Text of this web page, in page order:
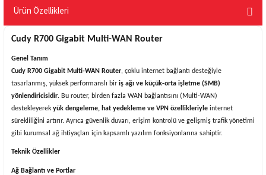
Ürün Özellikleri
Cudy R700 Gigabit Multi-WAN Router
Genel Tanım
Cudy R700 Gigabit Multi-WAN Router, çoklu internet bağlantı desteğiyle
tasarlanmış, yüksek performanslı bir iş ağı ve küçük-orta işletme (SMB)
yönlendiricisidir. Bu router, birden fazla WAN bağlantısını (Multi-WAN)
destekleyerek yük dengeleme, hat yedekleme ve VPN özellikleriyle internet
sürekliliğini artırır. Ayrıca güvenlik duvarı, erişim kontrolü ve gelişmiş trafik yönetimi
gibi kurumsal ağ ihtiyaçları için kapsamlı yazılım fonksiyonlarına sahiptir.
Teknik Özellikler
Ağ Bağlantı ve Portlar